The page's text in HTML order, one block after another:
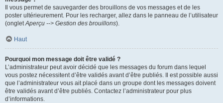
Il vous permet de sauvegarder des brouillons de vos messages et de les
poster ultérieurement. Pour les recharger, allez dans le panneau de l’utilisateur
(ongletAperçu --> Gestion des brouillons).
Haut
Pourquoi mon message doit être validé ?
L’administrateur peut avoir décidé que les messages du forum dans lequel
vous postez nécessitent d’être validés avant d’être publiés. Il est possible aussi
que l’administrateur vous ait placé dans un groupe dont les messages doivent
être validés avant d’être publiés. Contactez l’administrateur pour plus
d’informations.